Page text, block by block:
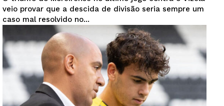
veio provar que a descida de divisão seria sempre um
caso mal resolvido no...